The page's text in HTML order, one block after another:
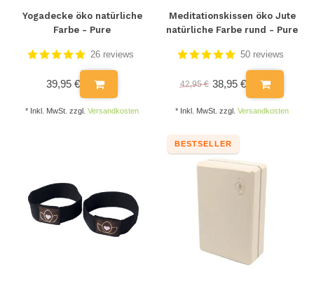
Yogadecke öko natürliche
Farbe - Pure
26 reviews
39,95 €
* Inkl. MwSt. zzgl. Versandkosten
Meditationskissen öko Jute
natürliche Farbe rund - Pure
50 reviews
42,95 € 38,95 €
* Inkl. MwSt. zzgl. Versandkosten
BESTSELLER